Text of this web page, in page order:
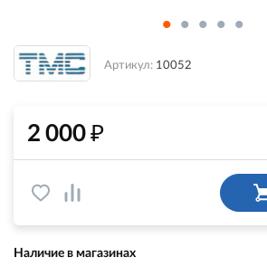
Артикул: 10052
2 000₽
Наличие в магазинах